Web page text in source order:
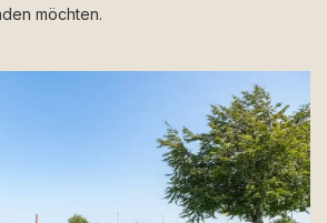
möchten.